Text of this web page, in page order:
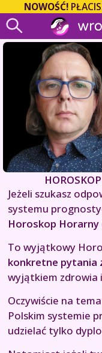
NOWOŚĆ!PŁACISZ
Jeżeli szukasz
systemu
Horoskop
To wyjątkowy
konkretne pytania
wyjątkiem zdrowia
Oczywiście na
Polskim systemie
udzielać tylko